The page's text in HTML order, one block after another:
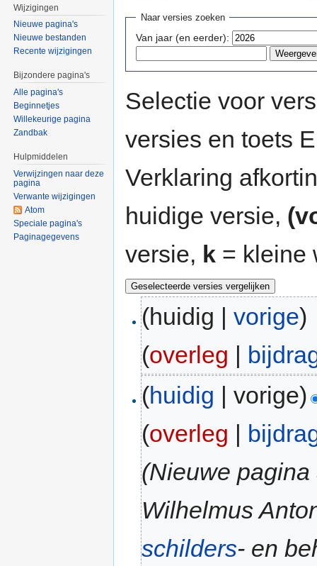
Naar versies zoeken
Van jaar (en eerder):
Selectie voor
versies en toets
Verklaring
huidige versie,
versie, k = kleine
(huidig |vorige)
(overleg |
(huidig | vorige)
(overleg
(Nieuwe
Wilhelmus
schilders- en
Wijzigingen
Nieuwe pagina's
Nieuwe bestanden
Recente wijzigingen
Bijzondere pagina's
Alle pagina's
Beginnetjes
Willekeurige pagina
Zandbak
Hulpmiddelen
Verwijzingen naar deze
pagina
Verwante wijzigingen
Atom
Speciale pagina's
Paginagegevens